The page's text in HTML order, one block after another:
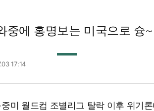
중에 홍명보는 미국으로 슝~
17:14
미 월드컵 조별리그 탈락 이후 위기